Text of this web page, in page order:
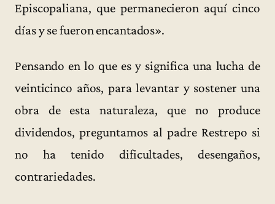
Episcopaliana, que permanecieron aquí cinco
días y se fueron encantados».
Pensando en lo que es y significa una lucha de
veinticinco años, para levantar y sostener una
obra de esta naturaleza, que no produce
dividendos, preguntamos al padre Restrepo si
no ha tenido dificultades, desengaños,
contrariedades.